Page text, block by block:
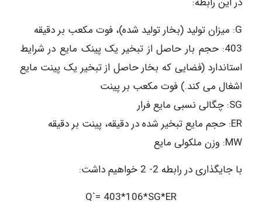
G: میزان تولید (بخار تولید شده)، فوت مکعب بر دقیقه
403: حجم بار حاصل از تبخیر یک پینک مایع در شرایط
استاندارد (فضایی که بخار حاصل از تبخیر یک پینت مایع
اشغال می کند.) فوت مکعب بر پینت
SG: چگالی نسبی مایع فرار
ER: حجم مایع تبخیر شده در دقیقه، پینت بر دقیقه
MW: وزن ملکولی مایع
با جایگذاری در رابطه 2- 2 خواهیم داشت:
Q`= 403*106*SG*ER